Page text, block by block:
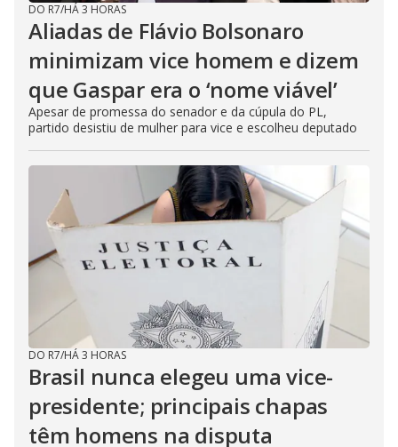
DO R7/HÁ 3 HORAS
Aliadas de Flávio Bolsonaro
minimizam vice homem e dizem
que Gaspar era o ‘nome viável’
Apesar de promessa do senador e da cúpula do PL,
partido desistiu de mulher para vice e escolheu deputado
DO R7/HÁ 3 HORAS
Brasil nunca elegeu uma vice-
presidente; principais chapas
têm homens na disputa